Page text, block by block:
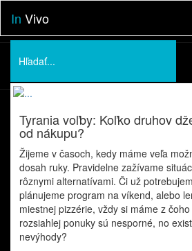
In Vivo
O nás
Prednášky
Tyrania voľby: Koľko druhov
od nákupu?
Žijeme v časoch, kedy máme veľa
dosah ruky. Pravidelne zažívame
rôznymi alternatívami. Či už
plánujeme program na víkend, alebo
miestnej pizzérie, vždy si máme z
rozsiahlej ponuky sú nesporné, no
nevýhody?